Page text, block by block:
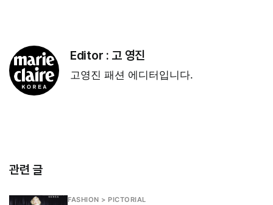
Editor : 고 영진
고영진 패션 에디터입니다.
관련 글
FASHION > PICTORIAL